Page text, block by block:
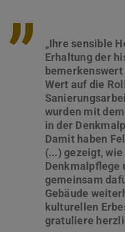
”
„Ihre sensible
Erhaltung der
Wert auf die
wurden mit
in der
Damit haben
(...) gezeigt,
Denkmalpflege
gemeinsam
Gebäude
kulturellen